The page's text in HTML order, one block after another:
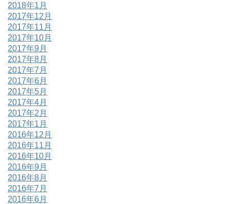
2018年1月
2017年12月
2017年11月
2017年10月
2017年9月
2017年8月
2017年7月
2017年6月
2017年5月
2017年4月
2017年2月
2017年1月
2016年12月
2016年11月
2016年10月
2016年9月
2016年8月
2016年7月
2016年6月